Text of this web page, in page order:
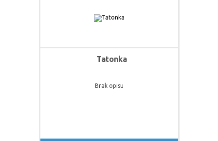
Tatonka
Brak opisu